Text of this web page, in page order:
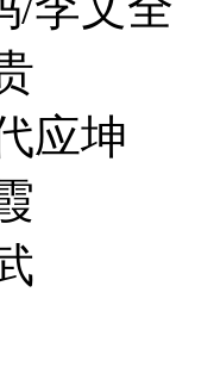
应坤